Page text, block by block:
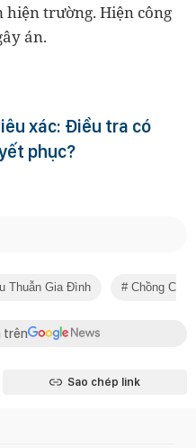
hiện trường. Hiện công
án.
xác: Điều tra có
phục?
Thuẫn Gia Đình Chồng
trên
Sao chép link